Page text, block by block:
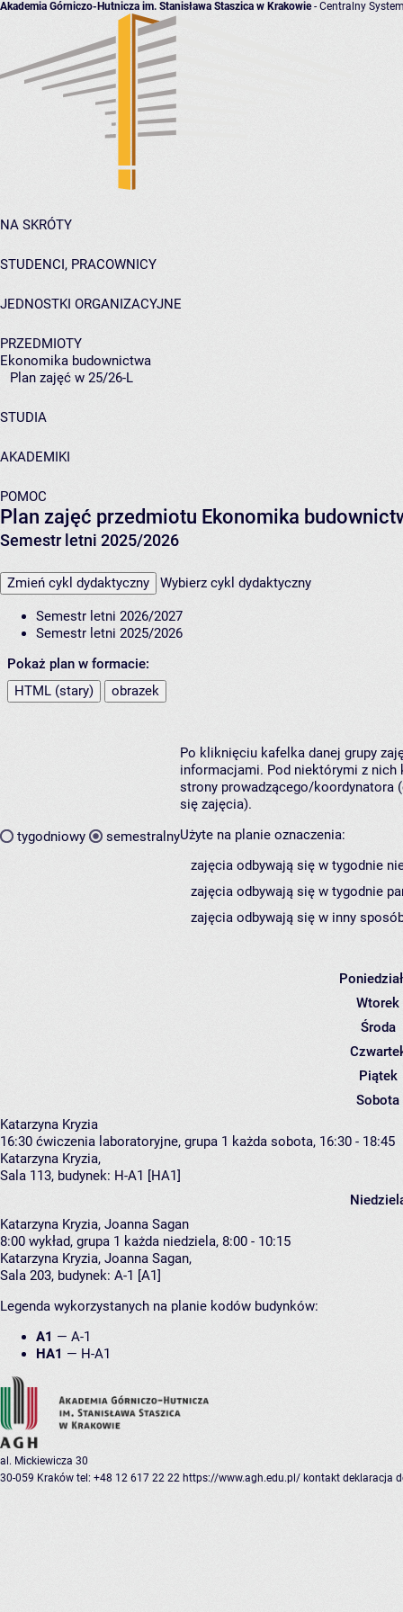
Akademia Górniczo-Hutnicza im. Stanisława Staszica w Krakowie- Centralny
NA SKRÓTY
STUDENCI, PRACOWNICY
JEDNOSTKI ORGANIZACYJNE
PRZEDMIOTY
Ekonomika budownictwa
Plan zajęć w 25/26-L
STUDIA
AKADEMIKI
POMOC
Plan zajęć przedmiotu Ekonomika
Semestr letni 2025/2026
Zmień cykl dydaktyczny Wybierz cykl dydaktyczny
Semestr letni 2026/2027
Semestr letni 2025/2026
Pokaż plan w formacie:
HTML (stary)
obrazek
tygodniowy semestralny
Po kliknięciu kafelka danej grupy
informacjami. Pod niektórymi z nich
strony prowadzącego/koordynatora
się zajęcia).
Użyte na planie oznaczenia:
zajęcia odbywają się w tygodnie
zajęcia odbywają się w tygodnie
zajęcia odbywają się w inny
Wtorek
Środa
Piątek
Sobota
Katarzyna Kryzia
16:30 ćwiczenia laboratoryjne, grupa 1 każda sobota, 16:30 - 18:45
Katarzyna Kryzia,
Sala 113, budynek: H-A1 [HA1]
Katarzyna Kryzia, Joanna Sagan
8:00 wykład, grupa 1 każda niedziela, 8:00 - 10:15
Katarzyna Kryzia, Joanna Sagan,
Sala 203, budynek: A-1 [A1]
Legenda wykorzystanych na planie kodów budynków:
A1 — A-1
HA1 — H-A1
al. Mickiewicza 30
30-059 Kraków tel: +48 12 617 22 22 https://www.agh.edu.pl/ kontakt deklaracja